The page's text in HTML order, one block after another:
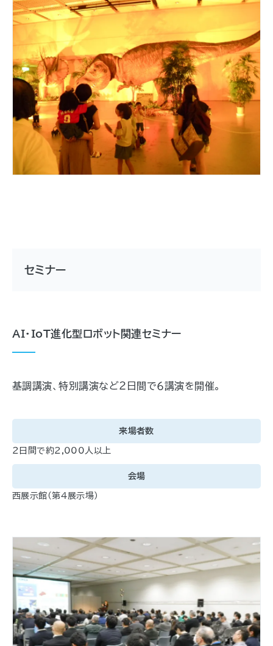
セミナー
AI・IoT進化型ロボット関連セミナー
基調講演、特別講演など２日間で６講演を開催。
来場者数
２日間で約2,000人以上
会場
西展示館(第４展示場)